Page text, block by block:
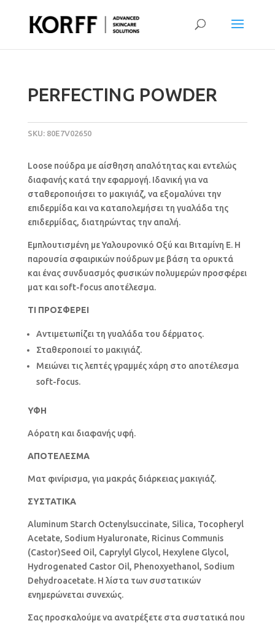
PERFECTING POWDER
SKU: 80Ε7V02650
Loose πούδρα με αίσθηση απαλότητας και εντελώς
διαφανής κατά την εφαρμογή. Ιδανική για να
σταθεροποιήσει το μακιγιάζ, να εξομαλύνει την
επιδερμίδα και να καταπολεμήσει τη γυαλάδα της
επιδερμίδας, διατηρώντας την απαλή.
Εμπλουτισμένη με Υαλουρονικό Οξύ και Βιταμίνη Ε. Η
παρουσία σφαιρικών πούδρων με βάση τα ορυκτά
και ένας συνδυασμός φυσικών πολυμερών προσφέρει
ματ και soft-focus αποτέλεσμα.
ΤΙ ΠΡΟΣΦΕΡΕΙ
Αντιμετωπίζει τη γυαλάδα του δέρματος.
Σταθεροποιεί το μακιγιάζ.
Μειώνει τις λεπτές γραμμές χάρη στο αποτέλεσμα
soft-focus.
ΥΦΗ
Αόρατη και διαφανής υφή.
ΑΠΟΤΕΛΕΣΜΑ
Ματ φινίρισμα, για μακράς διάρκειας μακιγιάζ.
ΣΥΣΤΑΤΙΚΑ
Aluminum Starch Octenylsuccinate, Silica, Tocopheryl
Acetate, Sodium Hyaluronate, Ricinus Communis
(Castor)Seed Oil, Caprylyl Glycol, Hexylene Glycol,
Hydrogenated Castor Oil, Phenoxyethanol, Sodium
Dehydroacetate. Η λίστα των συστατικών
ενημερώνεται συνεχώς.
Σας προσκαλούμε να ανατρέξετε στα συστατικά που